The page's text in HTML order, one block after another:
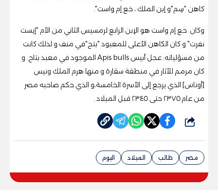
كاهن "سِم"و إبن الملك ، خع إم واست".
وكان خع إم واست هو الإبن الرابع لرمسيس الثاني من الأم "إيست
نفرت" و كان الكاهن الأعلى للمعبود "بتح"في منف و لذلك كانت
من مسؤلياته: عجل أبيس Apis bulls الموجود في معبد بتاح. و
كان مرمم للآثار في منطقة سقارة و منها هرم الملك ونيس
[أوناس] الذي يرجع إلى الأسرة الخامسة،و الذي حكم صاحبه مصر
من عام ٢٣٧٥ حتى ٢٣٤٥ قبل الميلاد .
شارك
مصر طالب الميلاد اليوم